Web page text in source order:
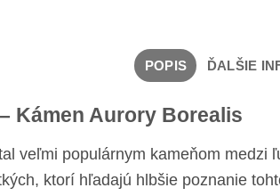
POPIS ĎALŠIE
Kámen Aurory Borealis
veľmi populárnym kameňom medzi
ktorí hľadajú hlbšie poznanie